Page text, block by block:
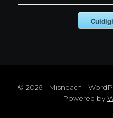
© 2026 - Misneach |
Powered by